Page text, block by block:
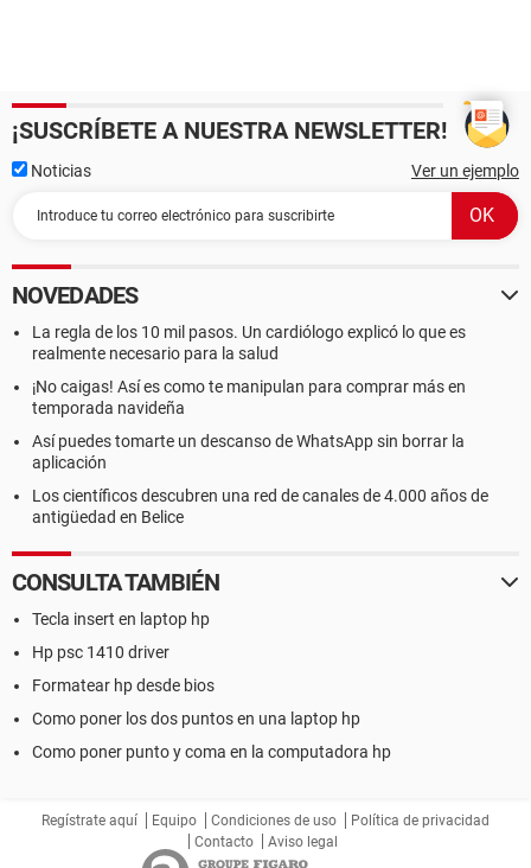
¡SUSCRÍBETE A NUESTRA NEWSLETTER!
Noticias Ver un ejemplo
NOVEDADES
La regla de los 10 mil pasos. Un cardiólogo explicó lo que es
realmente necesario para la salud
¡No caigas! Así es como te manipulan para comprar más en
temporada navideña
Así puedes tomarte un descanso de WhatsApp sin borrar la
aplicación
Los científicos descubren una red de canales de 4.000 años de
antigüedad en Belice
CONSULTA TAMBIÉN
Tecla insert en laptop hp
Hp psc 1410 driver
Formatear hp desde bios
Como poner los dos puntos en una laptop hp
Como poner punto y coma en la computadora hp
Regístrate aquí Equipo Condiciones de uso
Política de privacidad
Contacto
Aviso legal